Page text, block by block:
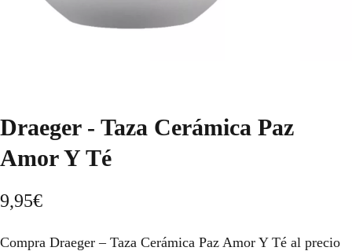
Draeger - Taza Cerámica Paz
Amor Y Té
9,95€
Compra Draeger – Taza Cerámica Paz Amor Y Té al precio